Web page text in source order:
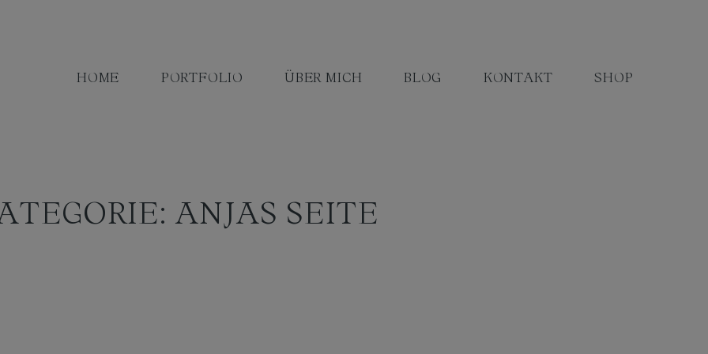
HOME PORTFOLIO ÜBER MICH BLOG KONTAKT SHOP
ANJAS SEITE